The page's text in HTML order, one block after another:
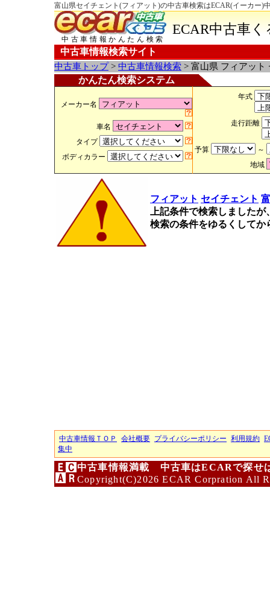
富山県セイチェント(フィアット)の中古車検索はECAR(イーカー)
中古車情報かんたん検索
ECAR中古車
中古車情報検索サイト
中古車トップ> 中古車情報検索 > 富山県 フィアット
かんたん検索システム
メーカー名
車名
タイプ
ボディカラー
年式
走行距離
予算
～
地域
フィアット セイチェント
上記条件で検索しました
検索の条件をゆるくして
中古車情報ＴＯＰ 会社概要 プライバシーポリシー 利用規約
集中
中古車情報満載 中古車はECARで探せ
Copyright(C)2026 ECAR Corpration All